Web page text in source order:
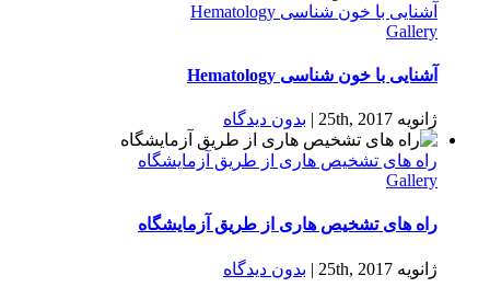
آشنایی با خون شناسی Hematology
Gallery
آشنایی با خون شناسی Hematology
ژانویه 25th, 2017 | بدون ديدگاه
راه های تشخيص هاری از طریق آزمايشگاه
Gallery
راه های تشخيص هاری از طریق آزمايشگاه
ژانویه 25th, 2017 | بدون ديدگاه